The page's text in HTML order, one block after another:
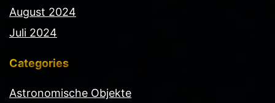
August 2024
Juli 2024
Categories
Astronomische Objekte